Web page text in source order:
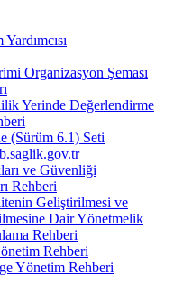
Organizasyon Şeması
Yerinde Değerlendirme
(Sürüm 6.1) Seti
ve Güvenliği
Rehberi
Geliştirilmesi ve
Dair Yönetmelik
Rehberi
Rehberi
Yönetim Rehberi